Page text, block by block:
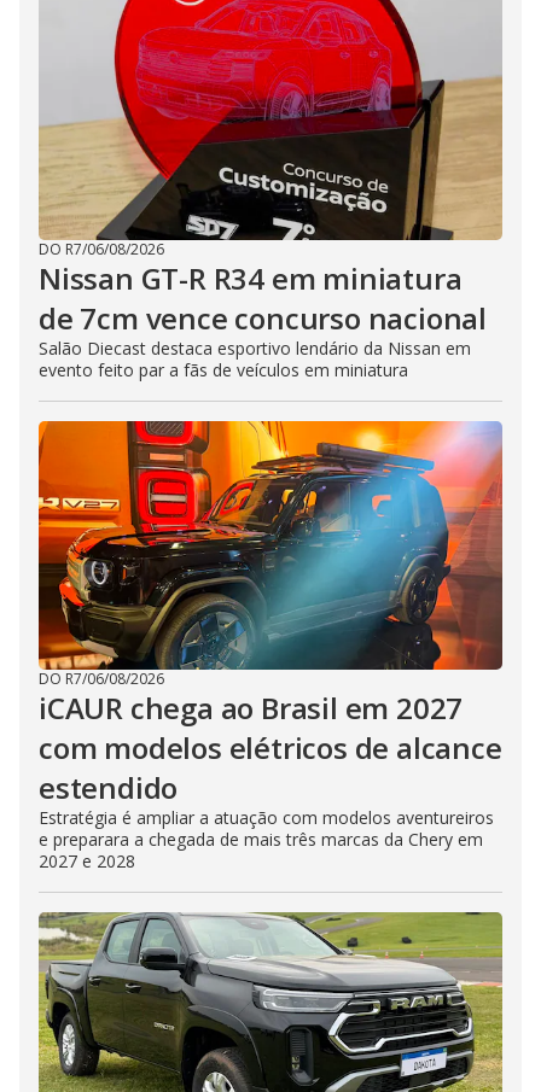
DO R7/06/08/2026
Nissan GT-R R34 em miniatura
de 7cm vence concurso nacional
Salão Diecast destaca esportivo lendário da Nissan em
evento feito par a fãs de veículos em miniatura
DO R7/06/08/2026
iCAUR chega ao Brasil em 2027
com modelos elétricos de alcance
estendido
Estratégia é ampliar a atuação com modelos aventureiros
e preparara a chegada de mais três marcas da Chery em
2027 e 2028